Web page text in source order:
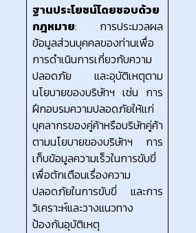
ฐานประโยชน์โดยชอบด้วย
กฎหมาย: การประมวลผล
ข้อมูลส่วนบุคคลของท่านเพื่อ
การดำเนินการเกี่ยวกับความ
ปลอดภัย และอุบัติเหตุตาม
นโยบายของบริษัทฯ เช่น การ
ฝึกอบรมความปลอดภัยให้แก่
บุคลากรของคู่ค้าหรือบริษัทคู่ค้า
ตามนโยบายของบริษัทฯ การ
เก็บข้อมูลความเร็วในการขับขี่
เพื่อตักเตือนเรื่องความ
ปลอดภัยในการขับขี่ และการ
วิเคราะห์และวางแนวทาง
ป้องกันอุบัติเหตุ